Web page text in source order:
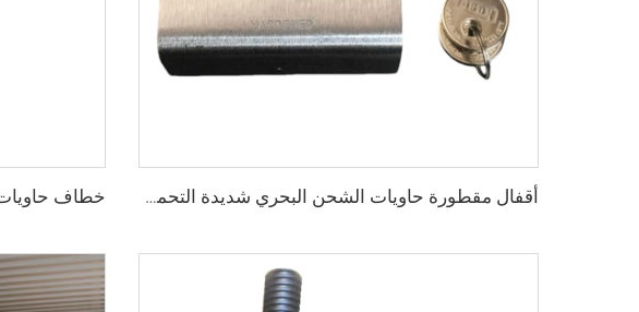
أقفال مقطورة حاويات الشحن البحري شديدة التحمل من Squire، أقفال أمان عالية الأمان، مقاس قفل للحاويات